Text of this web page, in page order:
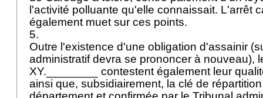
l'activité polluante qu'elle connaissait. L'arrêt
également muet sur ces points.
5.
Outre l'existence d'une obligation d'assainir
administratif devra se prononcer à nouveau),
XY.________ contestent également leur
ainsi que, subsidiairement, la clé de